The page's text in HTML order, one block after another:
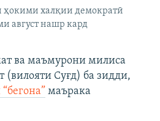
ҳокими халқии демократӣ
август нашр кард
ва маъмурони милиса
Суғд) ба зидди,
маърака